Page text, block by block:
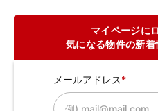
マイページに
気になる物件の新
メールアドレス